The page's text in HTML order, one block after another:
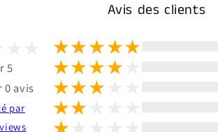
Avis des clients
5
0 avis
par